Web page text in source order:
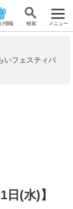
情報 検 索 メニュー
いフェスティバ
(水)】